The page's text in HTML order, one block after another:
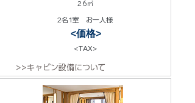
26㎡
2名1室 お一人様
<価格>
<TAX>
>>キャビン設備について